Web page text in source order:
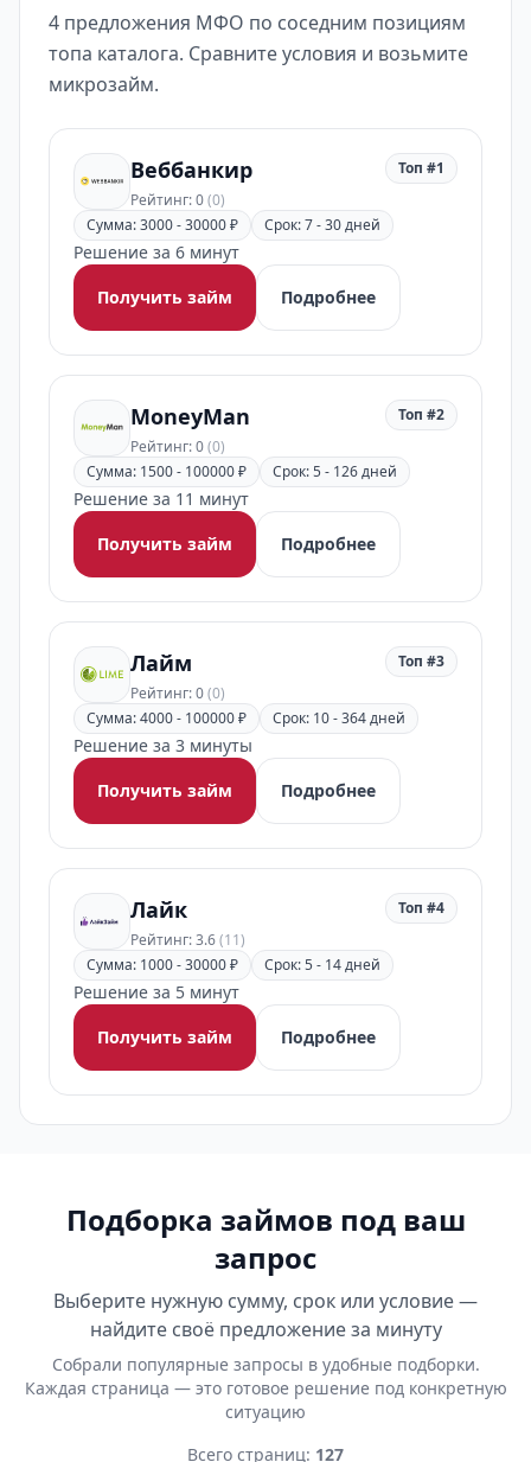
4 предложения МФО по соседним позициям
топа каталога. Сравните условия и возьмите
микрозайм.
Веббанкир
Рейтинг: 0(0)
Топ #1
Сумма: 3000 - 30000 ₽ Срок: 7 - 30 дней
Решение за 6 минут
Получить займ
Подробнее
MoneyMan
Рейтинг: 0(0)
Топ #2
Сумма: 1500 - 100000 ₽ Срок: 5 - 126 дней
Решение за 11 минут
Получить займ
Подробнее
Лайм
Рейтинг: 0(0)
Топ #3
Сумма: 4000 - 100000 ₽ Срок: 10 - 364 дней
Решение за 3 минуты
Получить займ
Подробнее
Лайк
Рейтинг: 3.6(11)
Топ #4
Сумма: 1000 - 30000 ₽ Срок: 5 - 14 дней
Решение за 5 минут
Получить займ
Подробнее
Подборка займов под ваш
запрос
Выберите нужную сумму, срок или условие —
найдите своё предложение за минуту
Собрали популярные запросы в удобные подборки.
Каждая страница — это готовое решение под конкретную
ситуацию
Всего страниц: 127